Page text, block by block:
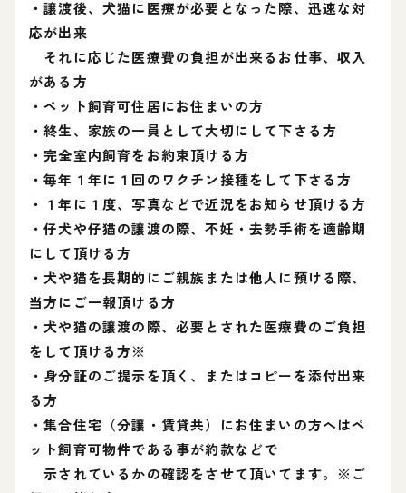
・譲渡後、犬猫に医療が必要となった際、迅速な対
応が出来
それに応じた医療費の負担が出来るお仕事、収入
がある方
・ペット飼育可住居にお住まいの方
・終生、家族の一員として大切にして下さる方
・完全室内飼育をお約束頂ける方
・毎年１年に１回のワクチン接種をして下さる方
・１年に１度、写真などで近況をお知らせ頂ける方
・仔犬や仔猫の譲渡の際、不妊・去勢手術を適齢期
にして頂ける方
・犬や猫を長期的にご親族または他人に預ける際、
当方にご一報頂ける方
・犬や猫の譲渡の際、必要とされた医療費のご負担
をして頂ける方※
・身分証のご提示を頂く、またはコピーを添付出来
る方
・集合住宅（分譲・賃貸共）にお住まいの方へはペ
ット飼育可物件である事が約款などで
示されているかの確認をさせて頂いてます。※ご